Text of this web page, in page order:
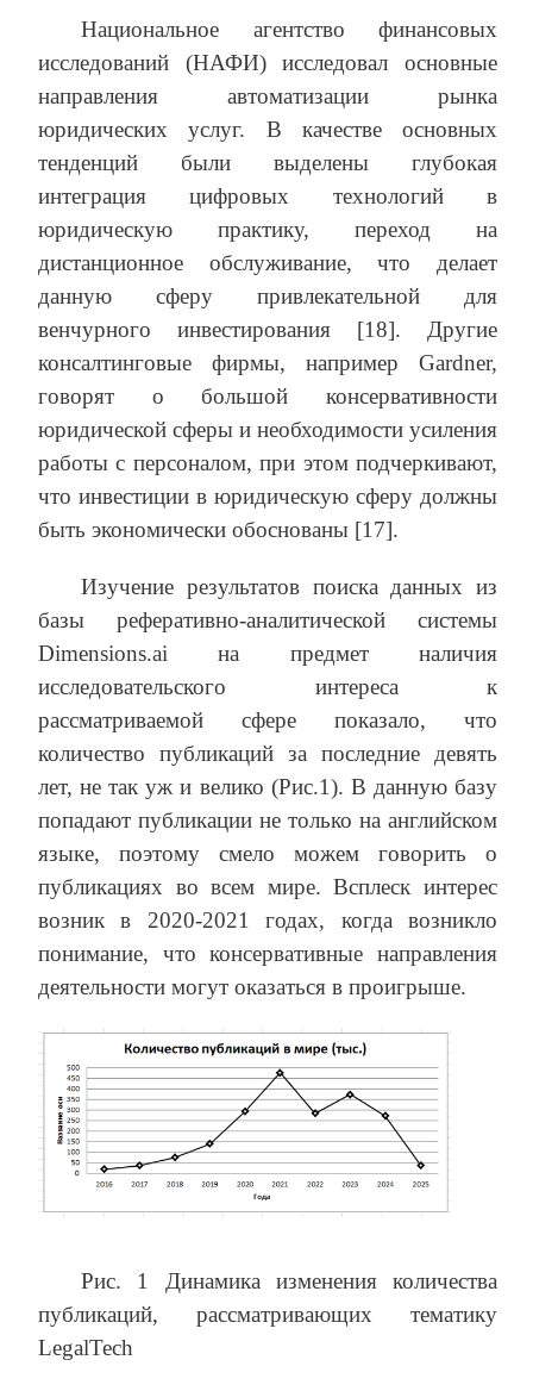
Национальное агентство финансовых
исследований (НАФИ) исследовал основные
направления автоматизации рынка
юридических услуг. В качестве основных
тенденций были выделены глубокая
интеграция цифровых технологий в
юридическую практику, переход на
дистанционное обслуживание, что делает
данную сферу привлекательной для
венчурного инвестирования [18]. Другие
консалтинговые фирмы, например Gardner,
говорят о большой консервативности
юридической сферы и необходимости усиления
работы с персоналом, при этом подчеркивают,
что инвестиции в юридическую сферу должны
быть экономически обоснованы [17].
Изучение результатов поиска данных из
базы реферативно-аналитической системы
Dimensions.ai на предмет наличия
исследовательского интереса к
рассматриваемой сфере показало, что
количество публикаций за последние девять
лет, не так уж и велико (Рис.1). В данную базу
попадают публикации не только на английском
языке, поэтому смело можем говорить о
публикациях во всем мире. Всплеск интерес
возник в 2020-2021 годах, когда возникло
понимание, что консервативные направления
деятельности могут оказаться в проигрыше.
Рис. 1 Динамика изменения количества
публикаций, рассматривающих тематику
LegalTech